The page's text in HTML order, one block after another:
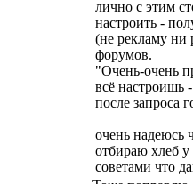
лично с этим
настроить -
(не рекламу ни
форумов.
"Очень-очень
всё настроишь
после запроса
очень надеюсь
отбираю хлеб
советами что